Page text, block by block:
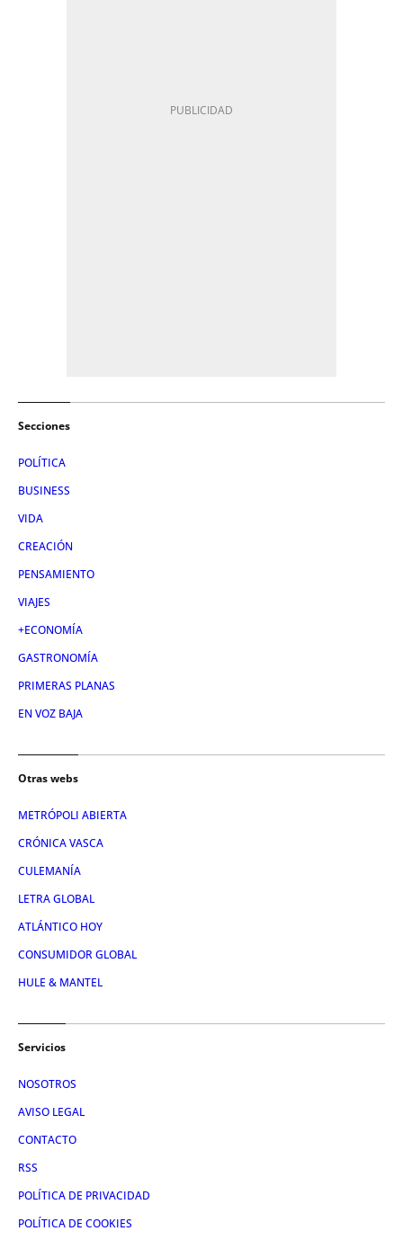
Secciones
POLÍTICA
BUSINESS
VIDA
CREACIÓN
PENSAMIENTO
VIAJES
+ECONOMÍA
GASTRONOMÍA
PRIMERAS PLANAS
EN VOZ BAJA
Otras webs
METRÓPOLI ABIERTA
CRÓNICA VASCA
CULEMANÍA
LETRA GLOBAL
ATLÁNTICO HOY
CONSUMIDOR GLOBAL
HULE & MANTEL
Servicios
NOSOTROS
AVISO LEGAL
CONTACTO
RSS
POLÍTICA DE PRIVACIDAD
POLÍTICA DE COOKIES